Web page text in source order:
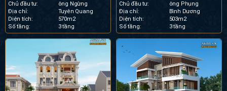
Chủ đầu tư:
ông Ngừng
Địa chỉ:
Tuyên Quang
Diện tích:
570m2
Số tầng:
3 tầng
Chủ đầu tư:
ông Phụng
Địa chỉ:
Bình Dương
Diện tích:
503m2
Số tầng:
3 tầng